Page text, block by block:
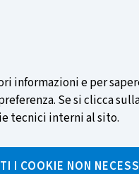
informazioni e per
Se si clicca
tecnici interni al sito.
I COOKIE NON Inserisci